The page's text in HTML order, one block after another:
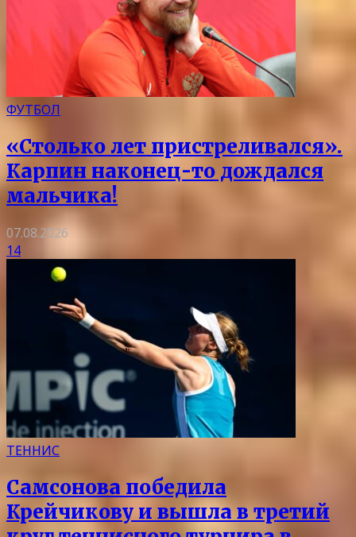
ФУТБОЛ
«Столько лет пристреливался».
Карпин наконец-то дождался
мальчика!
07.08.2026
14
ТЕННИС
Самсонова победила
Крейчикову и вышла в третий